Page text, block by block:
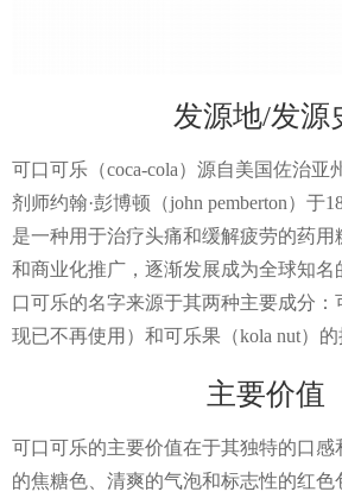
发源地/发源
可口可乐（coca-cola）源自美国佐治亚
剂师约翰·彭博顿（john pemberton）于
是一种用于治疗头痛和缓解疲劳的药用
和商业化推广，逐渐发展成为全球知名
口可乐的名字来源于其两种主要成分：
现已不再使用）和可乐果（kola nut）的
主要价值
可口可乐的主要价值在于其独特的口感
的焦糖色、清爽的气泡和标志性的红